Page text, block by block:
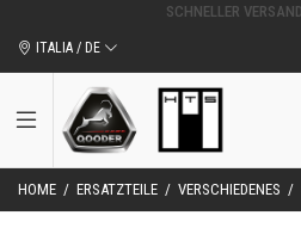
ITALIA / DE
HOME / ERSATZTEILE / VERSCHIEDENES /